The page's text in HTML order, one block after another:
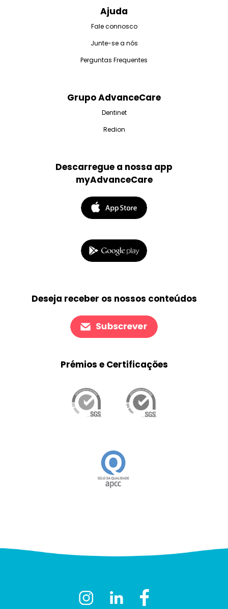
Ajuda
Fale connosco
Junte-se a nós
Perguntas Frequentes
Grupo AdvanceCare
Dentinet
Redion
Descarregue a nossa app
myAdvanceCare
Deseja receber os nossos conteúdos
Prémios e Certificações